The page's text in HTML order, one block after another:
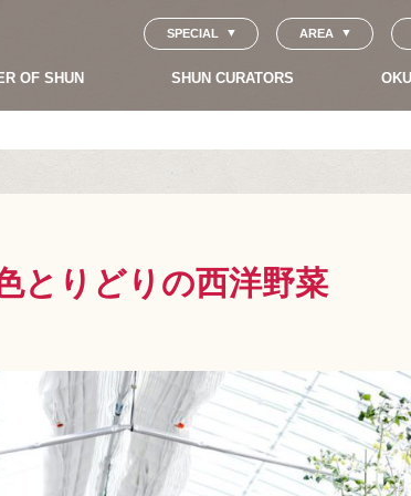
SPECIAL AREA
OF SHUN SHUN CURATORS
とりどりの西洋野菜